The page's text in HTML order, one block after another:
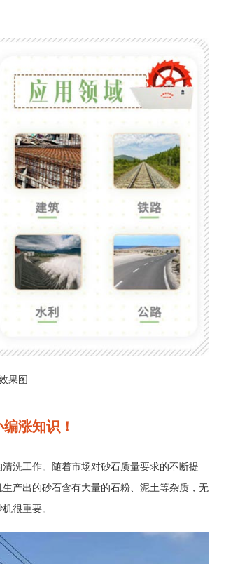
果图
涨知识！
洗工作。随着市场对砂石质量要求的不断提
产出的砂石含有大量的石粉、泥土等杂质，无
很重要。